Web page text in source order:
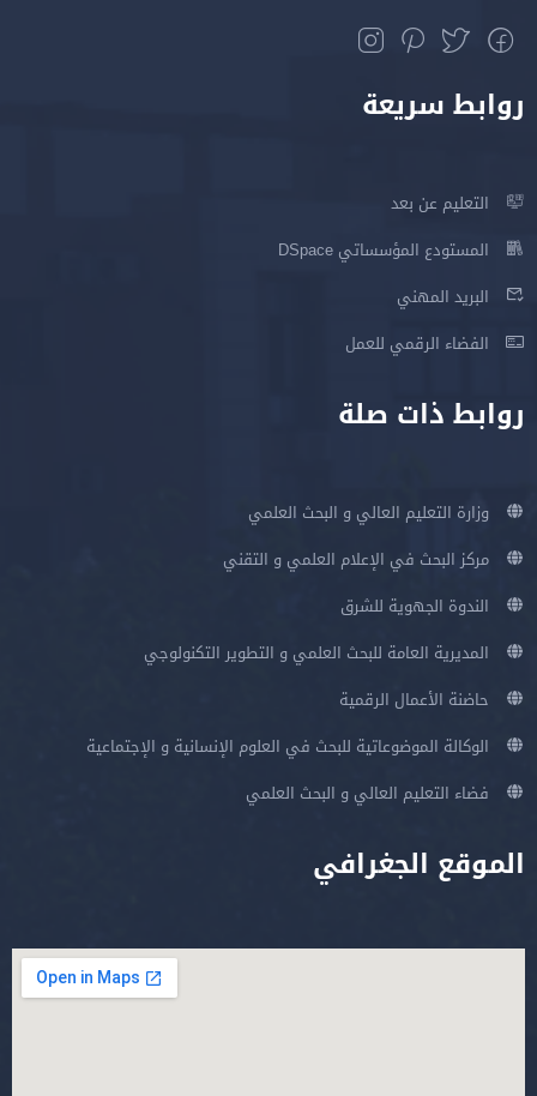
روابط سريعة
التعليم عن بعد
المستودع المؤسساتي DSpace
البريد المهني
الفضاء الرقمي للعمل
روابط ذات صلة
وزارة التعليم العالي و البحث العلمي
مركز البحث في الإعلام العلمي و التقني
الندوة الجهوية للشرق
المديرية العامة للبحث العلمي و التطوير التكنولوجي
حاضنة الأعمال الرقمية
الوكالة الموضوعاتية للبحث في العلوم الإنسانية و الإجتماعية
فضاء التعليم العالي و البحث العلمي
الموقع الجغرافي